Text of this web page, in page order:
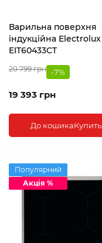
Варильна поверхня
індукційна Electrolux
EIT60433CT
20 799 грн -7%
19 393 грн
До кошикаКупить
Популярний
Акція %